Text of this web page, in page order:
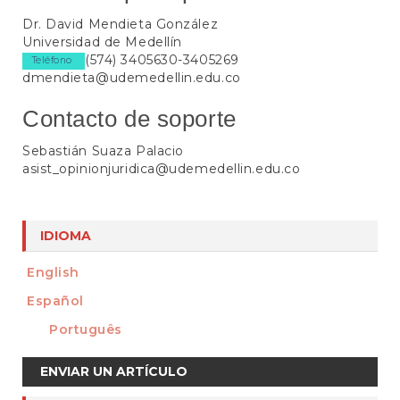
e
n
i
d
p
r
i
l
B
r
l
t
Dr. David Mendieta González
Universidad de Medellín
Teléfono
(574) 3405630-3405269
dmendieta@udemedellin.edu.co
Contacto de soporte
Sebastián Suaza Palacio
asist_opinionjuridica@udemedellin.edu.co
IDIOMA
English
Español
Português
Enviar
un
ENVIAR UN ARTÍCULO